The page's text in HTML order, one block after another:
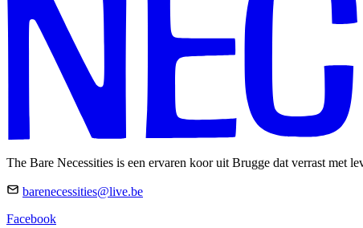
The Bare Necessities is een ervaren koor uit Brugge dat verrast met
barenecessities@live.be
Facebook